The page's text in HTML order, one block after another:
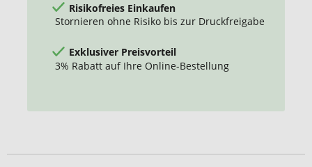
Risikofreies Einkaufen
Stornieren ohne Risiko bis zur Druckfreigabe
Exklusiver Preisvorteil
3% Rabatt auf Ihre Online-Bestellung